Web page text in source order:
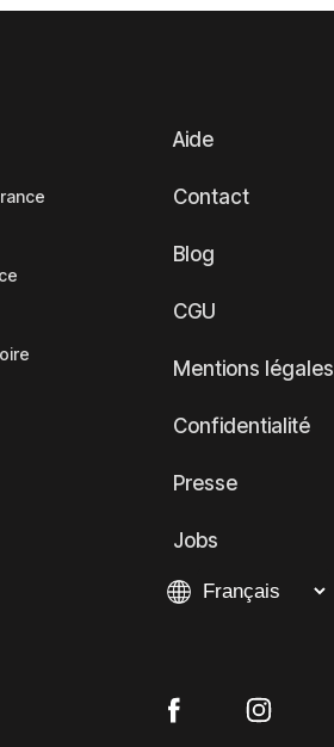
Aide
Contact
Blog
CGU
Mentions légales
Confidentialité
Presse
Jobs